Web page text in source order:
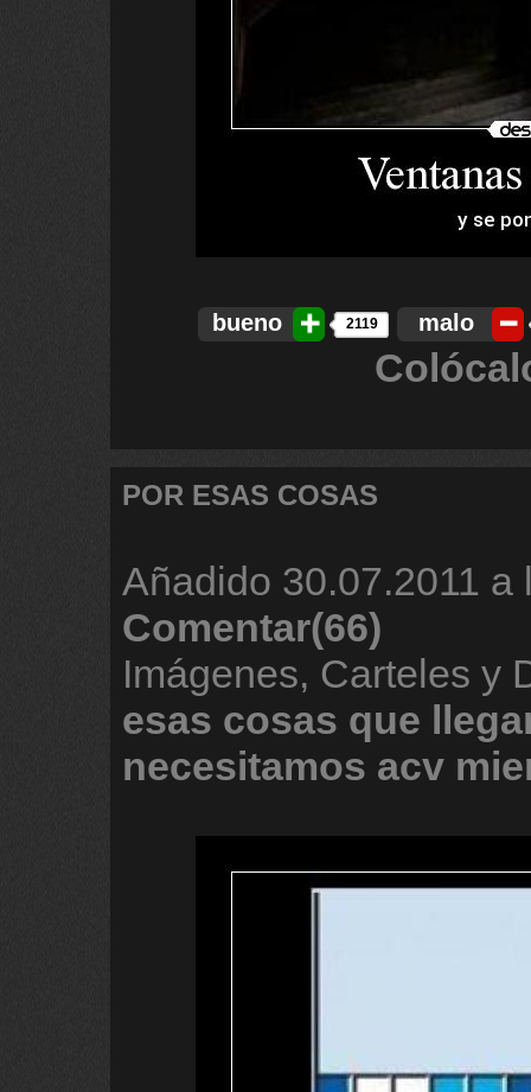
bueno 2119 malo
POR ESAS COSAS
Añadido 30.07.2011 a
Comentar(66)
Imágenes, Carteles y
esas cosas que
necesitamos acv